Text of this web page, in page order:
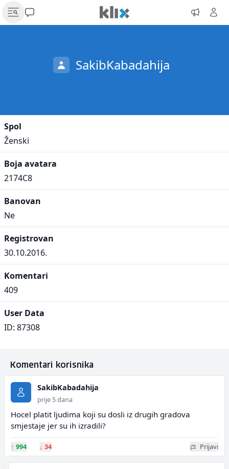
SakibKabadahija
Spol
Ženski
Boja avatara
2174C8
Banovan
Ne
Registrovan
30.10.2016.
Komentari
409
User Data
ID: 87308
Komentari korisnika
SakibKabadahija
prije 5 dana
Hocel platit ljudima koji su dosli iz drugih gradova
smjestaje jer su ih izradili?
↑ 994 ↓ 34 Prijavi